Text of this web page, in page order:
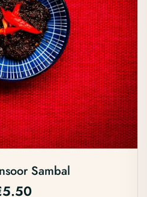
Sambal
5.50